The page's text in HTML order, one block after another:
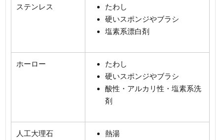
ステンレス
たわし
硬いスポンジやブラシ
塩素系漂白剤
ホーロー
たわし
硬いスポンジやブラシ
酸性・アルカリ性・塩素系洗
剤
人工大理石
熱湯